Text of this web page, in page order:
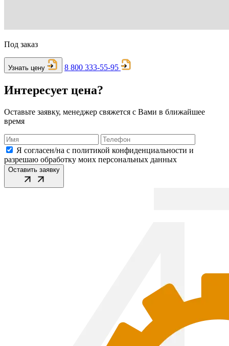
Под заказ
Узнать цену 8 800 333-55-95
Интересует цена?
Оставьте заявку, менеджер свяжется с Вами в ближайшее
время
Я согласен/на с политикой конфиденциальности и
разрешаю обработку моих персональных данных
Оставить заявку